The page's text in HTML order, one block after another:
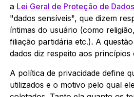
a Lei Geral de Proteção de Dados
"dados sensíveis", que dizem
íntimas do usuário (como
filiação partidária etc.). A
dados diz respeito aos princípios
A política de privacidade define
utilizados e o motivo pelo qual